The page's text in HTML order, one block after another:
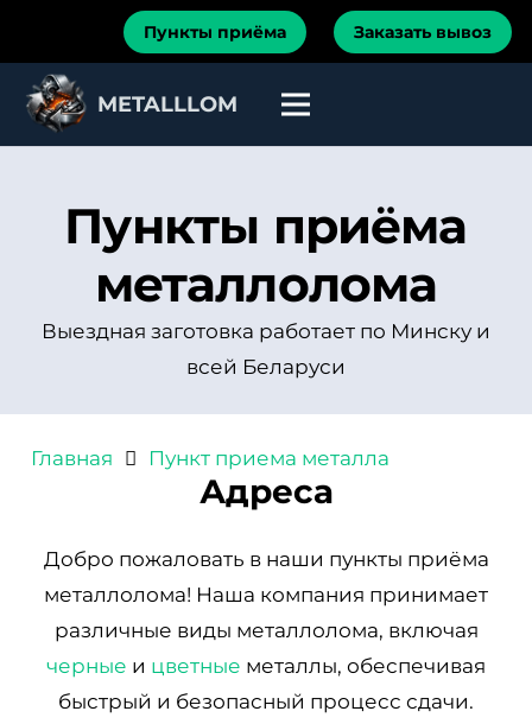
Пункты приёма Заказать вывоз
METALLLOM
Пункты приёма
металлолома
Выездная заготовка работает по Минску и
всей Беларуси
Главная Пункт приема металла
Адреса
Добро пожаловать в наши пункты приёма
металлолома! Наша компания принимает
различные виды металлолома, включая
черные и цветные металлы, обеспечивая
быстрый и безопасный процесс сдачи.